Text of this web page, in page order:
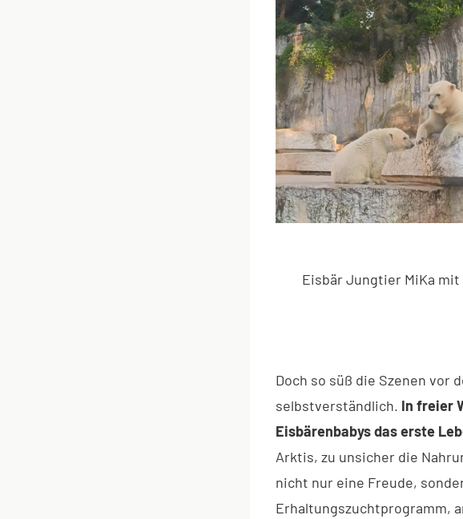
Eisbär Jungtier MiKa
Doch so süß die Szenen vor
selbstverständlich. In freier
Eisbärenbabys das erste
Arktis, zu unsicher die
nicht nur eine Freude,
Erhaltungszuchtprogramm,